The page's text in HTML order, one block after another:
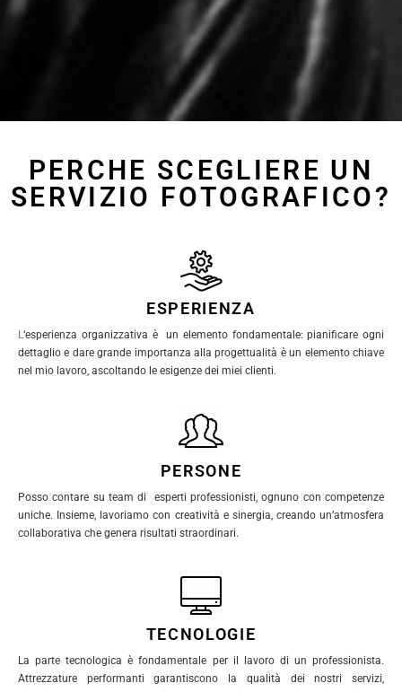
PERCHE SCEGLIERE UN
SERVIZIO FOTOGRAFICO?
ESPERIENZA
L‘esperienza organizzativa è un elemento fondamentale: pianificare ogni
dettaglio e dare grande importanza alla progettualità è un elemento chiave
nel mio lavoro, ascoltando le esigenze dei miei clienti.
PERSONE
Posso contare su team di esperti professionisti, ognuno con competenze
uniche. Insieme, lavoriamo con creatività e sinergia, creando un’atmosfera
collaborativa che genera risultati straordinari.
TECNOLOGIE
La parte tecnologica è fondamentale per il lavoro di un professionista.
Attrezzature performanti garantiscono la qualità dei nostri servizi,